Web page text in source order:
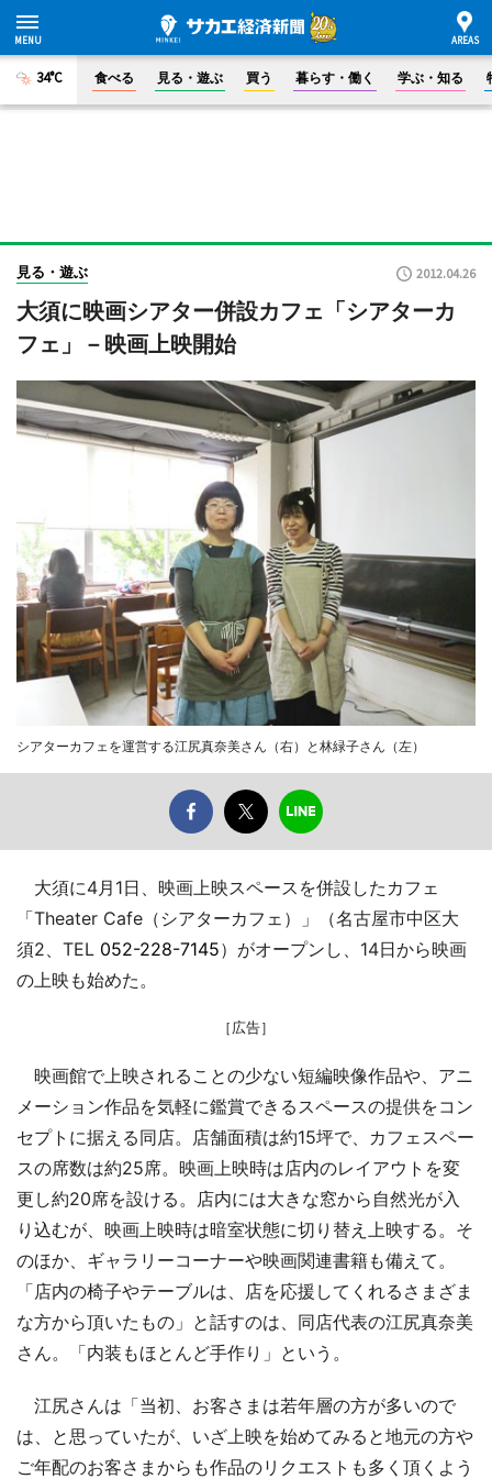
34°C 食べる 見る・遊ぶ 買う 暮らす・働く 学ぶ・知る
見る・遊ぶ 2012.04.26
大須に映画シアター併設カフェ「シアターカ
フェ」－映画上映開始
シアターカフェを運営する江尻真奈美さん（右）と林緑子さん（左）
大須に4月1日、映画上映スペースを併設したカフェ
「Theater Cafe（シアターカフェ）」（名古屋市中区大
須2、TEL 052-228-7145）がオープンし、14日から映画
の上映も始めた。
［広告］
映画館で上映されることの少ない短編映像作品や、アニ
メーション作品を気軽に鑑賞できるスペースの提供をコン
セプトに据える同店。店舗面積は約15坪で、カフェスペー
スの席数は約25席。映画上映時は店内のレイアウトを変
更し約20席を設ける。店内には大きな窓から自然光が入
り込むが、映画上映時は暗室状態に切り替え上映する。そ
のほか、ギャラリーコーナーや映画関連書籍も備えて。
「店内の椅子やテーブルは、店を応援してくれるさまざま
な方から頂いたもの」と話すのは、同店代表の江尻真奈美
さん。「内装もほとんど手作り」という。
江尻さんは「当初、お客さまは若年層の方が多いので
は、と思っていたが、いざ上映を始めてみると地元の方や
ご年配のお客さまからも作品のリクエストも多く頂くよう